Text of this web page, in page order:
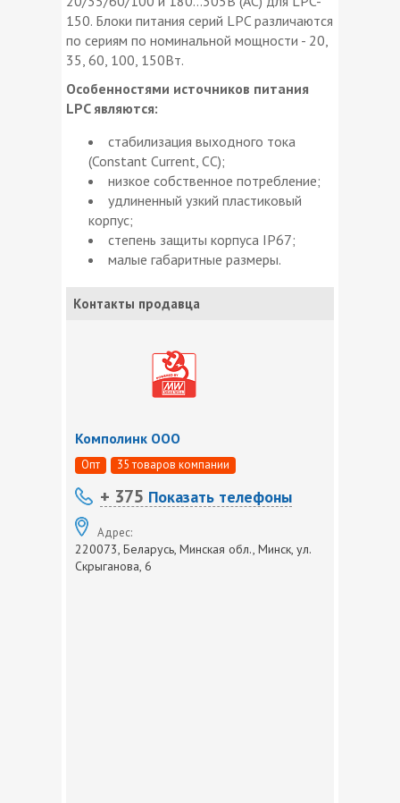
150. Блоки питания серий LPC различаются
по сериям по номинальной мощности - 20,
35, 60, 100, 150Вт.
Особенностями источников питания
LPC являются:
стабилизация выходного тока
(Constant Current, CC);
низкое собственное потребление;
удлиненный узкий пластиковый
корпус;
степень защиты корпуса IP67;
малые габаритные размеры.
Контакты продавца
Комполинк ООО
Опт 35 товаров компании
+ 375 Показать телефоны
Адрес:
220073, Беларусь, Минская обл., Минск, ул.
Скрыганова, 6